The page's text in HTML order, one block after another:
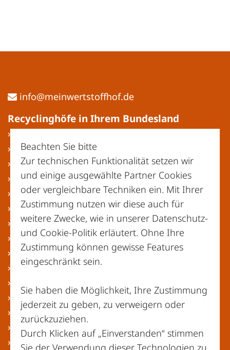
ed.fohffotstrewniem@ofni
Recyclinghöfe in Ihrem Bundesland
» Baden-Württemberg
» Bayern
» Berlin
» Brandenburg
» Bremen
» Hamburg
» Hessen
» Mecklenburg-Vorpommern
» Niedersachsen
» Nordrhein-Westfalen
» Rheinland-Pfalz
» Saarland
» Sachsen
» Sachsen-Anhalt
» Schleswig-Holstein
Beachten Sie bitte
Zur technischen Funktionalität setzen wir
und einige ausgewählte Partner Cookies
oder vergleichbare Techniken ein. Mit Ihrer
Zustimmung nutzen wir diese auch für
weitere Zwecke, wie in unserer Datenschutz-
und Cookie-Politik erläutert. Ohne Ihre
Zustimmung können gewisse Features
eingeschränkt sein.
Sie haben die Möglichkeit, Ihre Zustimmung
jederzeit zu geben, zu verweigern oder
zurückzuziehen.
Durch Klicken auf „Einverstanden“ stimmen
Sie der Verwendung dieser Technologien zu.